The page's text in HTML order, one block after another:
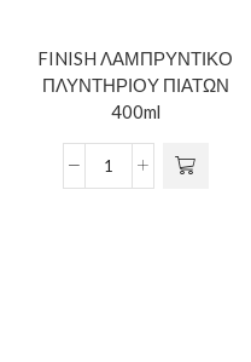
FINISH ΛΑΜΠΡΥΝΤΙΚΟ
ΠΛΥΝΤΗΡΙΟΥ ΠΙΑΤΩΝ
400ml